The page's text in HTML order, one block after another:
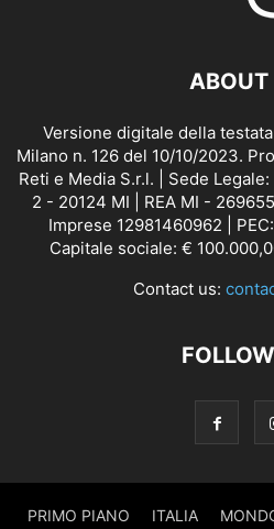
ABOUT
Versione digitale della
Milano n. 126 del 10/10/2023.
Reti e Media S.r.l. | Sede
2 - 20124 MI | REA MI -
Imprese 12981460962 |
Capitale sociale: €
Contact us:
PRIMO PIANO ITALIA